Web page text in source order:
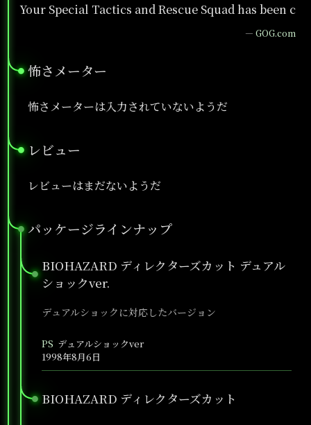
Your Special Tactics and Rescue Squad has been c
— GOG.com
怖さメーター
●
怖さメーターは入力されていないようだ
レビュー
●
レビューはまだないようだ
パッケージラインナップ
●
BIOHAZARD ディレクターズカット デュアル
ショックver.
●
デュアルショックに対応したバージョン
PS デュアルショックver
1998年8月6日
BIOHAZARD ディレクターズカット
●